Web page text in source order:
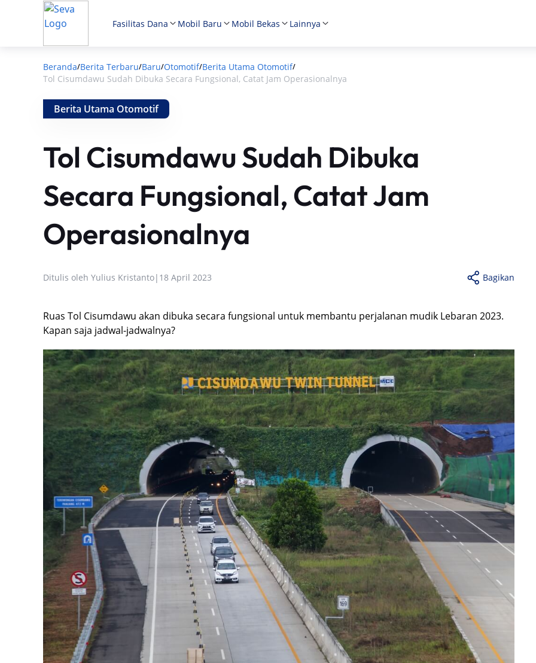
Fasilitas Dana Mobil Baru Mobil Bekas Lainnya
Beranda/Berita Terbaru/Baru/Otomotif/Berita Utama Otomotif/
Tol Cisumdawu Sudah Dibuka Secara Fungsional, Catat Jam Operasionalnya
Berita Utama Otomotif
Tol Cisumdawu Sudah Dibuka
Secara Fungsional, Catat Jam
Operasionalnya
Ditulis oleh Yulius Kristanto| 18 April 2023 Bagikan
Ruas Tol Cisumdawu akan dibuka secara fungsional untuk membantu perjalanan mudik Lebaran 2023.
Kapan saja jadwal-jadwalnya?